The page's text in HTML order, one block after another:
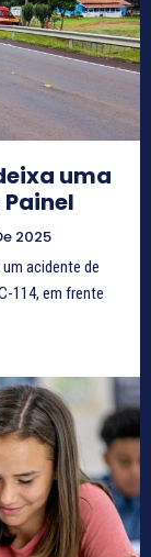
uma
2025
acidente de
114, em frente